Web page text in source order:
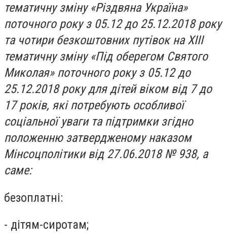
тематичну зміну «Різдвяна Україна»
поточного року з 05.12 до 25.12.2018 року
та чотири безкоштовних путівок на ХІІІ
тематичну зміну «Під оберегом Святого
Миколая» поточного року з 05.12 до
25.12.2018 року для дітей віком від 7 до
17 років, які потребують особливої
соціальної уваги та підтримки згідно
положенню затвердженому наказом
Мінсоцполітики від 27.06.2018 № 938, а
саме:
безоплатні:
- дітям-сиротам;